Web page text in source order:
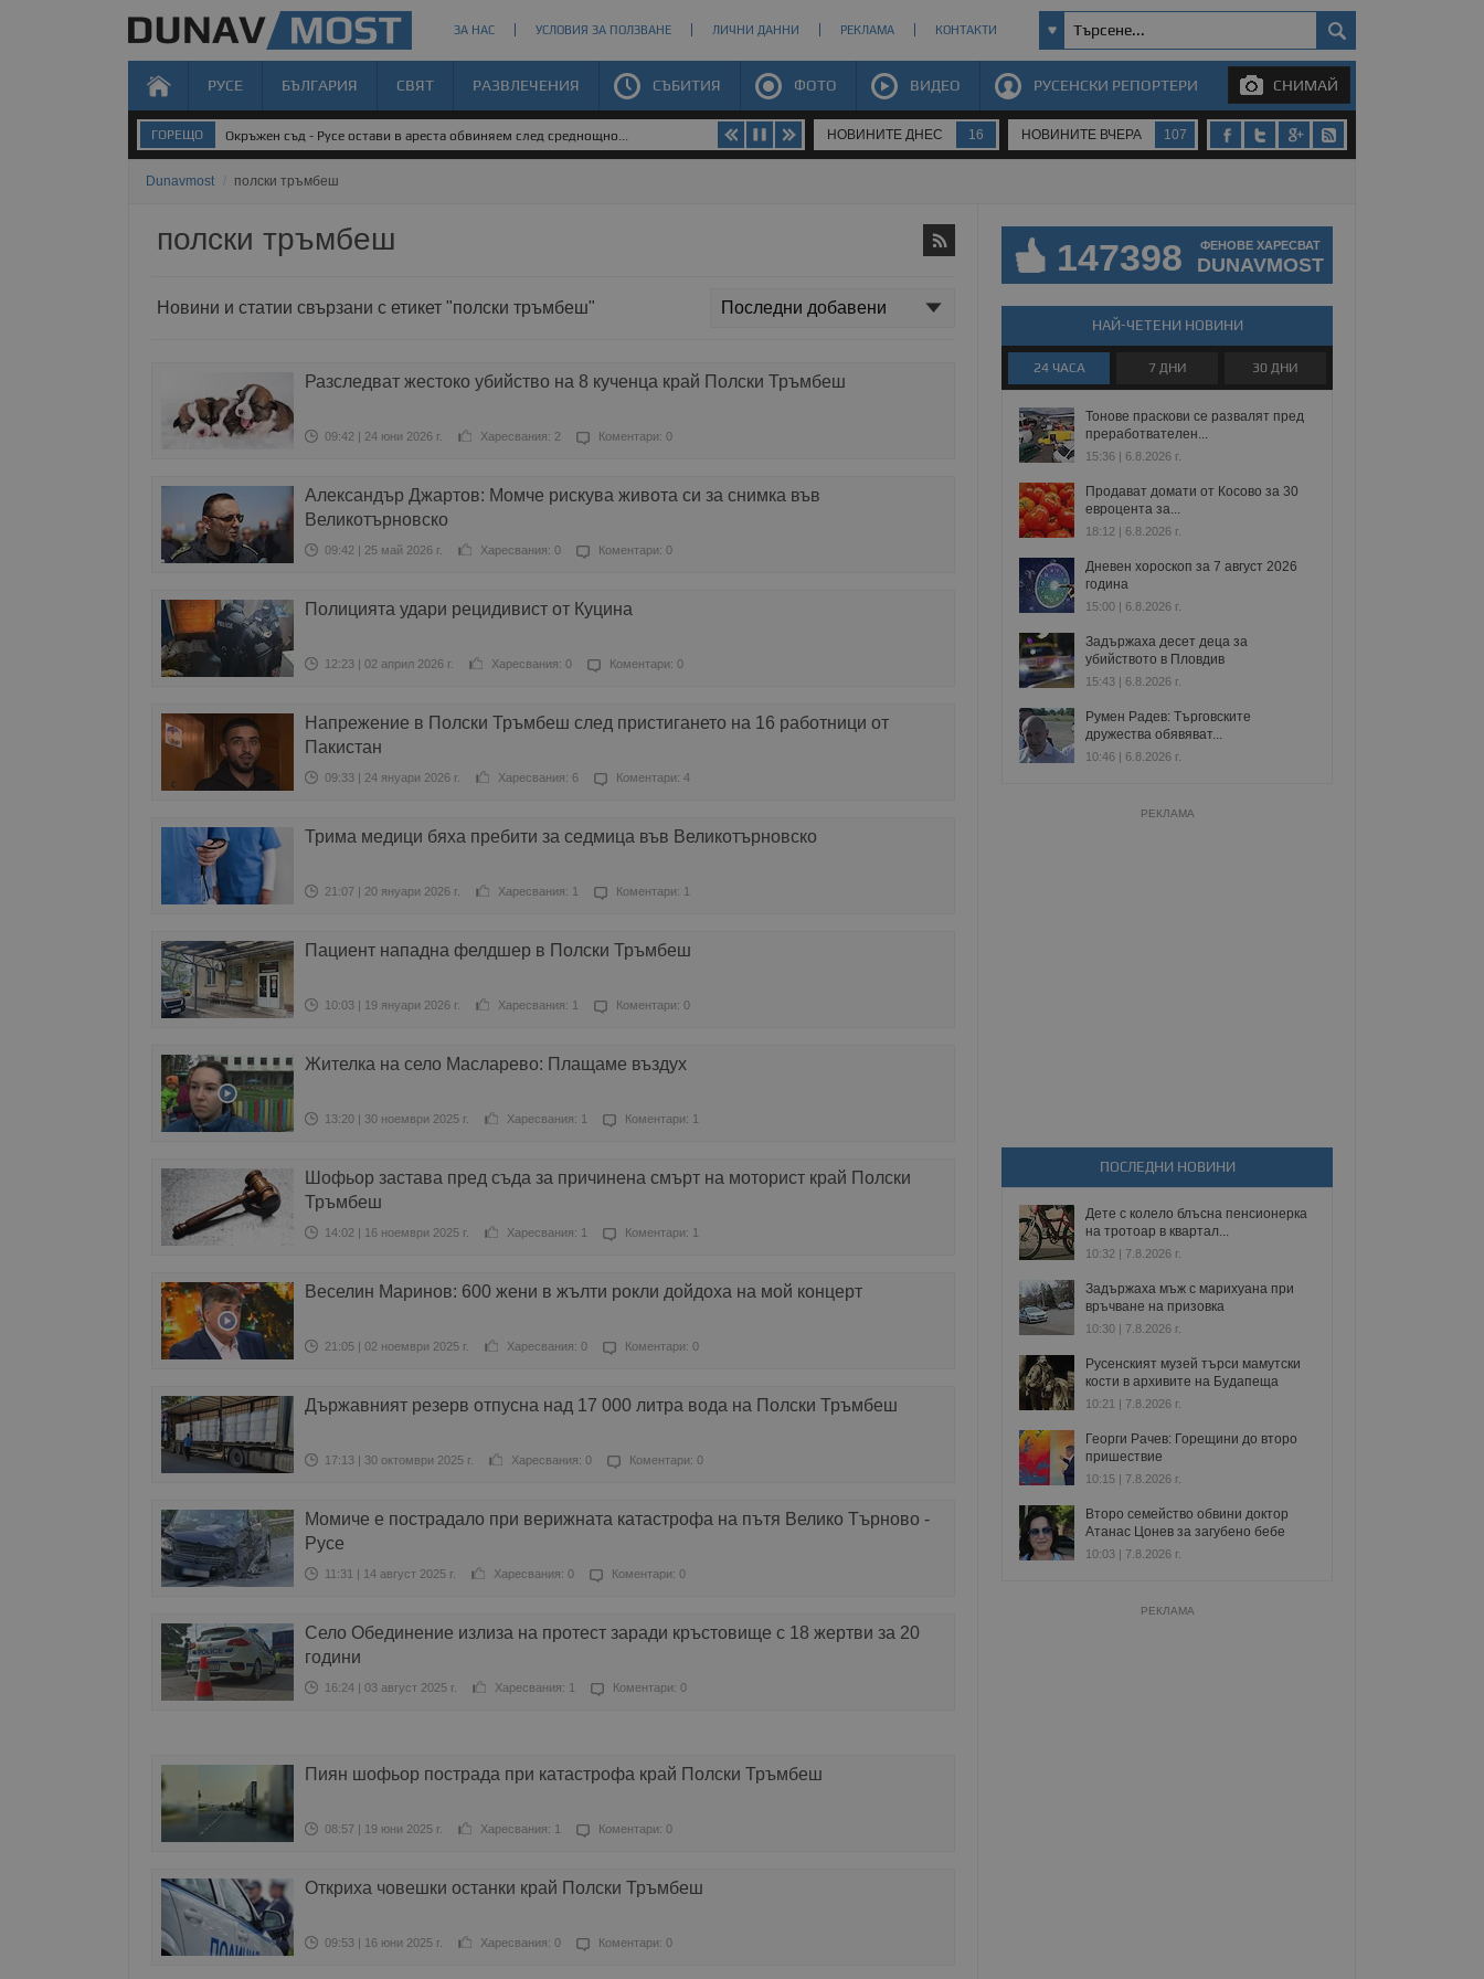
ЗА НАС УСЛОВИЯ ЗА ПОЛЗВАНЕ ЛИЧНИ ДАННИ РЕКЛАМА КОНТАКТИ
РУСЕ БЪЛГАРИЯ СВЯТ РАЗВЛЕЧЕНИЯ СЪБИТИЯ ФОТО ВИДЕО РУСЕНСКИ РЕПОРТЕРИ СНИМАЙ
ГОРЕЩО Окръжен съд - Русе остави в ареста обвиняем след среднощно... НОВИНИТЕ ДНЕС 16 НОВИНИТЕ ВЧЕРА 107
Dunavmost полски тръмбеш
полски тръмбеш
Новини и статии свързани с етикет "полски тръмбеш"
Разследват жестоко убийство на 8 кученца край Полски Тръмбеш
09:42 | 24 юни 2026 г. Харесвания: 2 Коментари: 0
Александър Джартов: Момче рискува живота си за снимка във
Великотърновско
09:42 | 25 май 2026 г. Харесвания: 0 Коментари: 0
Полицията удари рецидивист от Куцина
12:23 | 02 април 2026 г. Харесвания: 0 Коментари: 0
Напрежение в Полски Тръмбеш след пристигането на 16 работници от
Пакистан
09:33 | 24 януари 2026 г. Харесвания: 6 Коментари: 4
Трима медици бяха пребити за седмица във Великотърновско
21:07 | 20 януари 2026 г. Харесвания: 1 Коментари: 1
Пациент нападна фелдшер в Полски Тръмбеш
10:03 | 19 януари 2026 г. Харесвания: 1 Коментари: 0
Жителка на село Масларево: Плащаме въздух
13:20 | 30 ноември 2025 г. Харесвания: 1 Коментари: 1
Шофьор застава пред съда за причинена смърт на моторист край Полски
Тръмбеш
14:02 | 16 ноември 2025 г. Харесвания: 1 Коментари: 1
Веселин Маринов: 600 жени в жълти рокли дойдоха на мой концерт
21:05 | 02 ноември 2025 г. Харесвания: 0 Коментари: 0
Държавният резерв отпусна над 17 000 литра вода на Полски Тръмбеш
17:13 | 30 октомври 2025 г. Харесвания: 0 Коментари: 0
Момиче е пострадало при верижната катастрофа на пътя Велико Търново -
Русе
11:31 | 14 август 2025 г. Харесвания: 0 Коментари: 0
Село Обединение излиза на протест заради кръстовище с 18 жертви за 20
години
16:24 | 03 август 2025 г. Харесвания: 1 Коментари: 0
Пиян шофьор пострада при катастрофа край Полски Тръмбеш
08:57 | 19 юни 2025 г. Харесвания: 1 Коментари: 0
Откриха човешки останки край Полски Тръмбеш
09:53 | 16 юни 2025 г. Харесвания: 0 Коментари: 0
147398 ФЕНОВЕ ХАРЕСВАТ
DUNAVMOST
НАЙ-ЧЕТЕНИ НОВИНИ
24 ЧАСА 7 ДНИ 30 ДНИ
Тонове праскови се развалят пред
преработвателен...
15:36 | 6.8.2026 г.
Продават домати от Косово за 30
евроцента за...
18:12 | 6.8.2026 г.
Дневен хороскоп за 7 август 2026
година
15:00 | 6.8.2026 г.
Задържаха десет деца за
убийството в Пловдив
15:43 | 6.8.2026 г.
Румен Радев: Търговските
дружества обявяват...
10:46 | 6.8.2026 г.
РЕКЛАМА
ПОСЛЕДНИ НОВИНИ
Дете с колело блъсна пенсионерка
на тротоар в квартал...
10:32 | 7.8.2026 г.
Задържаха мъж с марихуана при
връчване на призовка
10:30 | 7.8.2026 г.
Русенският музей търси мамутски
кости в архивите на Будапеща
10:21 | 7.8.2026 г.
Георги Рачев: Горещини до второ
пришествие
10:15 | 7.8.2026 г.
Второ семейство обвини доктор
Атанас Цонев за загубено бебе
10:03 | 7.8.2026 г.
РЕКЛАМА